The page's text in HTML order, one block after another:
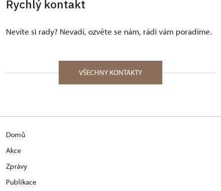
Rychlý kontakt
Nevíte si rady? Nevadí, ozvěte se nám, rádi vám poradíme.
VŠECHNY KONTAKTY
Domů
Akce
Zprávy
Publikace